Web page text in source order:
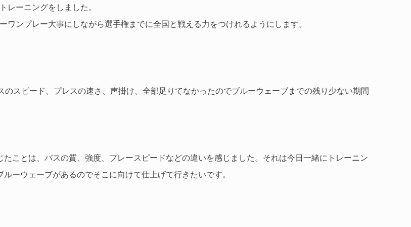
レーニングをしました。
ンプレー大事にしながら選手権までに全国と戦える力をつけれるようにします。
スピード、プレスの速さ、声掛け、全部足りてなかったのでブルーウェーブまでの残り少ない期間
ことは、パスの質、強度、プレースピードなどの違いを感じました。それは今日一緒にトレーニン
ーウェーブがあるのでそこに向けて仕上げて行きたいです。